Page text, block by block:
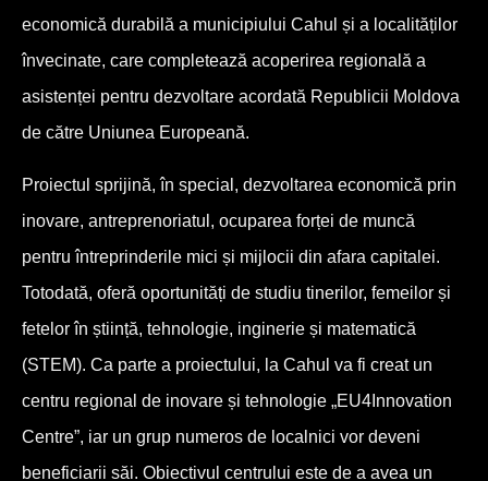
economică durabilă a municipiului Cahul și a localităților
învecinate, care completează acoperirea regională a
asistenței pentru dezvoltare acordată Republicii Moldova
de către Uniunea Europeană.
Proiectul sprijină, în special, dezvoltarea economică prin
inovare, antreprenoriatul, ocuparea forței de muncă
pentru întreprinderile mici și mijlocii din afara capitalei.
Totodată, oferă oportunități de studiu tinerilor, femeilor și
fetelor în știință, tehnologie, inginerie și matematică
(STEM). Ca parte a proiectului, la Cahul va fi creat un
centru regional de inovare și tehnologie „EU4Innovation
Centre”, iar un grup numeros de localnici vor deveni
beneficiarii săi. Obiectivul centrului este de a avea un